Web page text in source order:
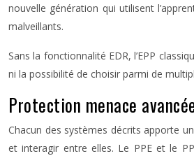
nouvelle génération qui utilisent
malveillants.
Sans la fonctionnalité EDR, l’EPP
ni la possibilité de choisir parmi de
Protection menace
Chacun des systèmes décrits apporte
et interagir entre elles. Le PPE et le